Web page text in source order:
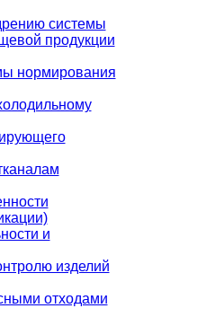
системы
продукции
нормирования
и
изделий
отходами